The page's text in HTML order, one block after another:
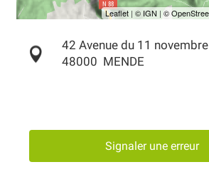
42 Avenue du 11 novembre
48000 MENDE
Signaler une erreur